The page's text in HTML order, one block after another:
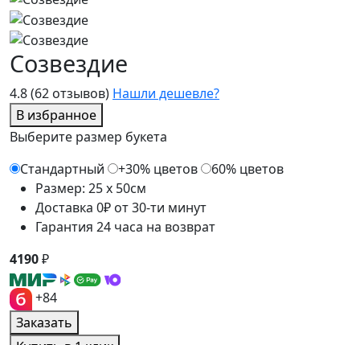
4.8(62 отзывов) Нашли дешевле?
В избранное
Созвездие
Выберите размер букета
Стандартный
+30% цветов
60% цветов
Размер: 25 x 50см
Доставка 0₽ от 30-ти минут
Гарантия 24 часа на возврат
4190₽
+84
Заказать